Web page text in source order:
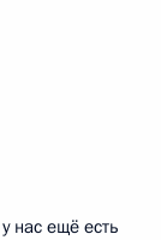
нас ещё есть